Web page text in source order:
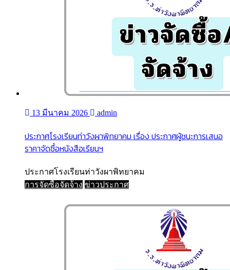
13 มีนาคม 2026 admin
ประกาศโรงเรียนท่าวังผาพิทยาคม เรื่อง ประกาศผู้ชนะการเสนอ
ราคาจัดซื้อหนังสือเรียนฯ
ประกาศโรงเรียนท่าวังผาพิทยาคม
การจัดซื้อจัดจ้าง ข่าวประกาศ